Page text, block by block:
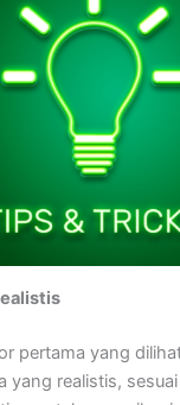
pertama yang
yang realistis,